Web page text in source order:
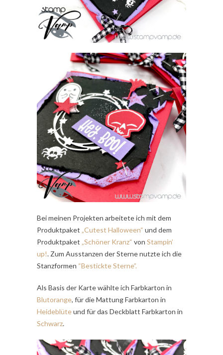
Bei meinen Projekten arbeitete ich mit dem
Produktpaket „Cutest Halloween“ und dem
Produktpaket „Schöner Kranz“ von Stampin’
up!. Zum Ausstanzen der Sterne nutzte ich die
Stanzformen “Bestickte Sterne”.
Als Basis der Karte wählte ich Farbkarton in
Blutorange, für die Mattung Farbkarton in
Heideblüteund für das Deckblatt Farbkarton in
Schwarz.